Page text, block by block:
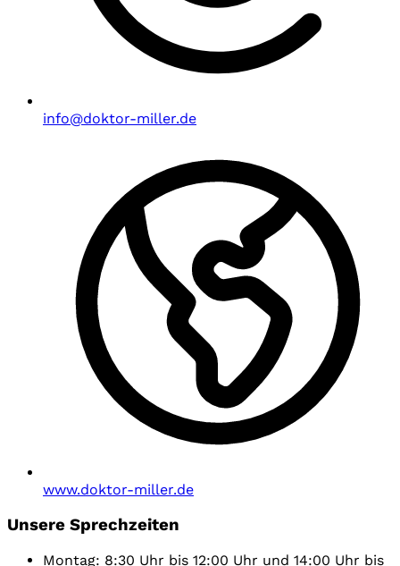
info@doktor-miller.de
www.doktor-miller.de
Unsere Sprechzeiten
Montag: 8:30 Uhr bis 12:00 Uhr und 14:00 Uhr bis